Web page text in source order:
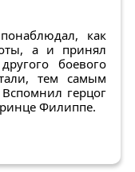
как
а и принял
боевого
тем самым
герцог
Филиппе.